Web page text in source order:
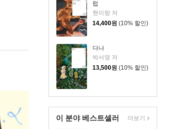
럽
현이랑 저
14,400원 (10% 할인)
다나
박서영 저
13,500원 (10% 할인)
이 분야 베스트셀러 더보기